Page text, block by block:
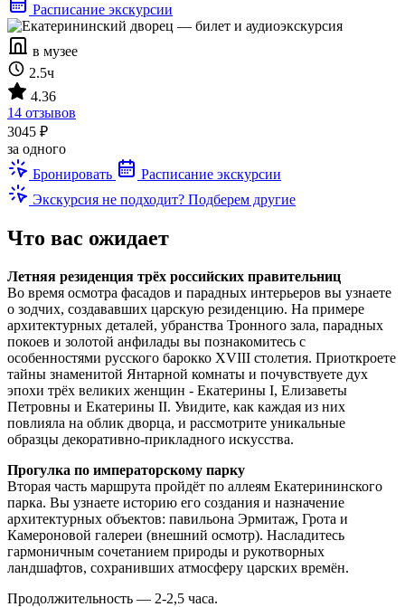
Расписание экскурсии
в музее
2.5ч
4.36
14 отзывов
3045 ₽
за одного
Бронировать
Расписание экскурсии
Экскурсия не подходит? Подберем другие
Что вас ожидает
Летняя резиденция трёх российских правительниц
Во время осмотра фасадов и парадных интерьеров вы узнаете
о зодчих, создававших царскую резиденцию. На примере
архитектурных деталей, убранства Тронного зала, парадных
покоев и золотой анфилады вы познакомитесь с
особенностями русского барокко XVIII столетия. Приоткроете
тайны знаменитой Янтарной комнаты и почувствуете дух
эпохи трёх великих женщин - Екатерины I, Елизаветы
Петровны и Екатерины II. Увидите, как каждая из них
повлияла на облик дворца, и рассмотрите уникальные
образцы декоративно-прикладного искусства.
Прогулка по императорскому парку
Вторая часть маршрута пройдёт по аллеям Екатерининского
парка. Вы узнаете историю его создания и назначение
архитектурных объектов: павильона Эрмитаж, Грота и
Камероновой галереи (внешний осмотр). Насладитесь
гармоничным сочетанием природы и рукотворных
ландшафтов, сохранивших атмосферу царских времён.
Продолжительность — 2-2,5 часа.